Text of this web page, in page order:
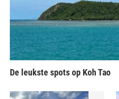
De leukste spots op Koh Tao